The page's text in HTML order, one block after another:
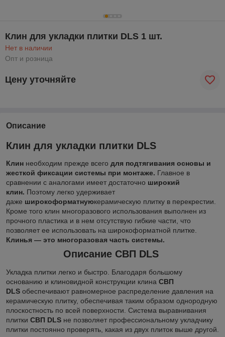
Клин для укладки плитки DLS 1 шт.
Нет в наличии
Опт и розница
Цену уточняйте
Описание
Клин для укладки плитки DLS
Клин необходим прежде всего для подтягивания основы и
жесткой фиксации системы при монтаже. Главное в
сравнении с аналогами имеет достаточно широкий
клин. Поэтому легко удерживает
даже широкоформатнуюкерамическую плитку в перекрестии.
Кроме того клин многоразового использования выполнен из
прочного пластика и в нем отсутствую гибкие части, что
позволяет ее использовать на широкоформатной плитке.
Клинья — это многоразовая часть системы.
Описание СВП DLS
Укладка плитки легко и быстро. Благодаря большому
основанию и клиновидной конструкции клина СВП
DLS обеспечивают равномерное распределение давления на
керамическую плитку, обеспечивая таким образом однородную
плоскостность по всей поверхности. Система выравнивания
плитки СВП DLS не позволяет профессиональному укладчику
плитки постоянно проверять, какая из двух плиток выше другой.